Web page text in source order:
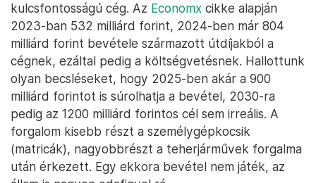
kulcsfontosságú cég. Az Economx cikke alapján
2023-ban 532 milliárd forint, 2024-ben már 804
milliárd forint bevétele származott útdíjakból a
cégnek, ezáltal pedig a költségvetésnek. Hallottunk
olyan becsléseket, hogy 2025-ben akár a 900
milliárd forintot is súrolhatja a bevétel, 2030-ra
pedig az 1200 milliárd forintos cél sem irreális. A
forgalom kisebb részt a személygépkocsik
(matricák), nagyobbrészt a teherjárművek forgalma
után érkezett. Egy ekkora bevétel nem játék, az